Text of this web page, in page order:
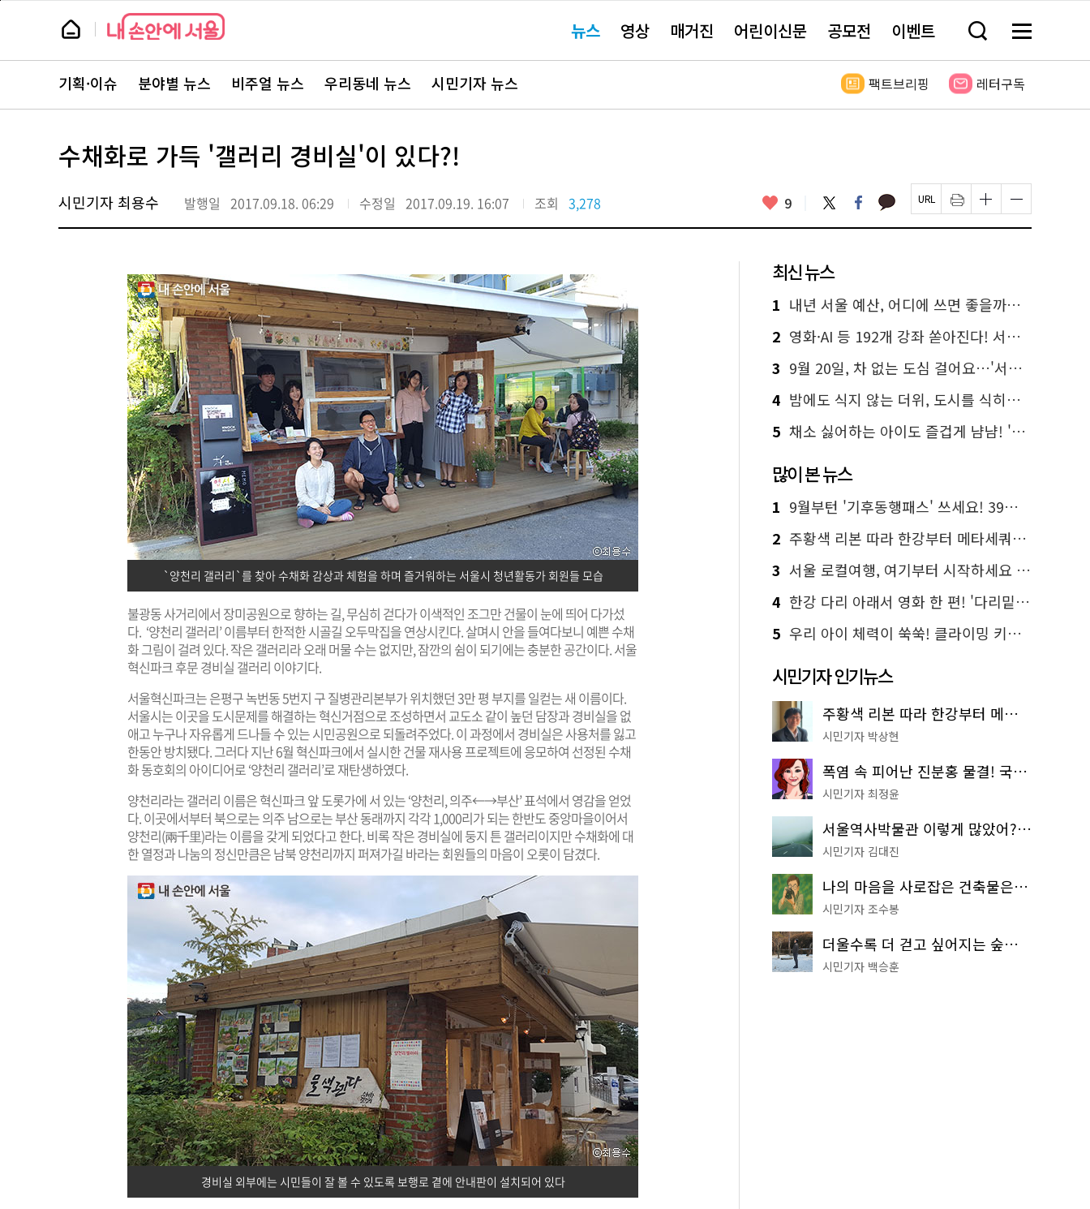
본
뉴
스 요뉴스 영상 매거진 어린이신문 공모전 이벤트 검
창
기
메
전
보
뉴
스
주
서
바
로
기획·이슈 분야별 뉴스 비주얼 뉴스 우리동네 뉴스 시민기자 뉴스 팩트브리핑 레터구독
수채화로 가득 '갤러리 경비실'이 있다?!
시민기자 최용수 발행일 2017.09.18. 06:29 수정일 2017.09.19. 16:07 조회 3,278 좋
요
9 트
위
터
페
이
스
카
카 페
이
지
인
쇄
하
글
자
크
하
기
글
자
크
하
`양천리 갤러리`를 찾아 수채화 감상과 체험을 하며 즐거워하는 서울시 청년활동가 회원들 모습
불광동 사거리에서 장미공원으로 향하는 길, 무심히 걷다가 이색적인 조그만 건물이 눈에 띄어 다가섰
다. ‘양천리 갤러리’ 이름부터 한적한 시골길 오두막집을 연상시킨다. 살며시 안을 들여다보니 예쁜 수채
화 그림이 걸려 있다. 작은 갤러리라 오래 머물 수는 없지만, 잠깐의 쉼이 되기에는 충분한 공간이다. 서울
혁신파크 후문 경비실 갤러리 이야기다.
서울혁신파크는 은평구 녹번동 5번지 구 질병관리본부가 위치했던 3만 평 부지를 일컫는 새 이름이다.
서울시는 이곳을 도시문제를 해결하는 혁신거점으로 조성하면서 교도소 같이 높던 담장과 경비실을 없
애고 누구나 자유롭게 드나들 수 있는 시민공원으로 되돌려주었다. 이 과정에서 경비실은 사용처를 잃고
한동안 방치됐다. 그러다 지난 6월 혁신파크에서 실시한 건물 재사용 프로젝트에 응모하여 선정된 수채
화 동호회의 아이디어로 ‘양천리 갤러리’로 재탄생하였다.
양천리라는 갤러리 이름은 혁신파크 앞 도롯가에 서 있는 ‘양천리, 의주←→부산’ 표석에서 영감을 얻었
다. 이곳에서부터 북으로는 의주 남으로는 부산 동래까지 각각 1,000리가 되는 한반도 중앙마을이어서
양천리(兩千里)라는 이름을 갖게 되었다고 한다. 비록 작은 경비실에 둥지 튼 갤러리이지만 수채화에 대
한 열정과 나눔의 정신만큼은 남북 양천리까지 퍼져가길 바라는 회원들의 마음이 오롯이 담겼다.
경비실 외부에는 시민들이 잘 볼 수 있도록 보행로 곁에 안내판이 설치되어 있다
최신 뉴스
1 내년 서울 예산, 어디에 쓰면 좋을까요? 온라인 투표
2 영화·AI 등 192개 강좌 쏟아진다! 서울시민대학 선착순 신청
3 9월 20일, 차 없는 도심 걸어요…'서울 걷자 페스티벌' 선착순 5천명
4 밤에도 식지 않는 더위, 도시를 식히는 시원한 해법은?
5 채소 싫어하는 아이도 즐겁게 냠냠! '찾아가는 서울시 식생활 교육' 현장
많이 본 뉴스
1 9월부턴 '기후동행패스' 쓰세요! 39세까지 청년 혜택
2 주황색 리본 따라 한강부터 메타세쿼이아 숲길까지…서울둘레길 15코스
3 서울 로컬여행, 여기부터 시작하세요 '서울에디션25'
4 한강 다리 아래서 영화 한 편! '다리밑 영화관' 무료 상영
5 우리 아이 체력이 쑥쑥! 클라이밍 키즈카페·어린이 체력장
시민기자 인기뉴스
주황색 리본 따라 한강부터 메타세쿼이아 숲길까지…서울둘레길 15코스
시민기자 박상현
폭염 속 피어난 진분홍 물결! 국립중앙박물관 배롱나무 명소
시민기자 최정윤
서울역사박물관 이렇게 많았어? 주말마다 한 곳씩 떠나는 역사 산책
시민기자 김대진
나의 마음을 사로잡은 건축물은? '서울시 건축상' 수상작 공개!
시민기자 조수봉
더울수록 더 걷고 싶어지는 숲길! 서울둘레길 '아차산 코스'
시민기자 백승훈
페